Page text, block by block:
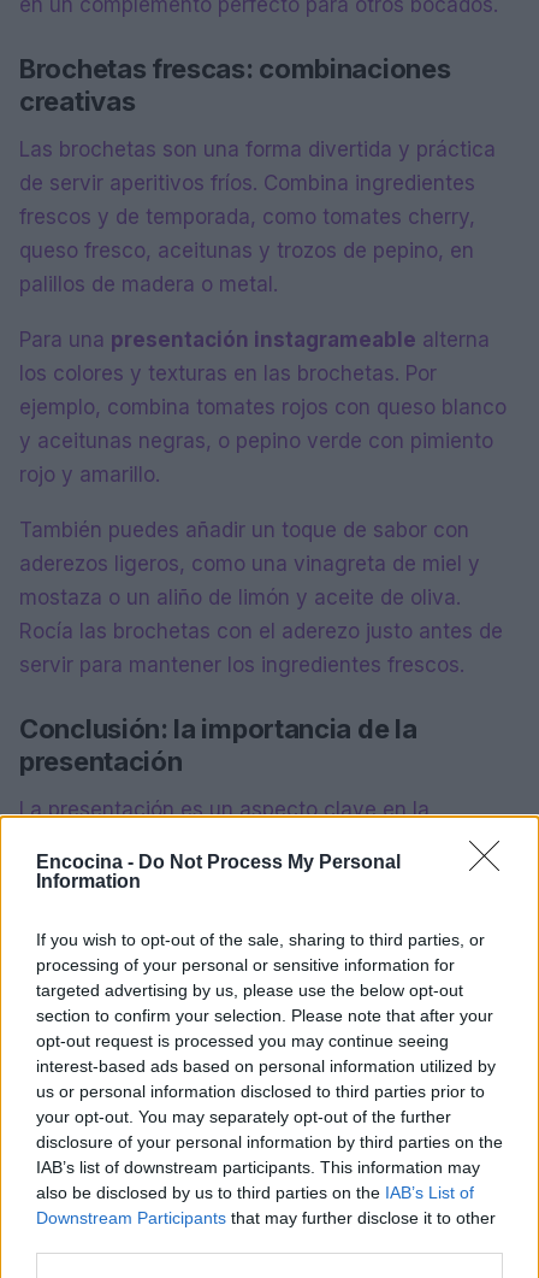
Encocina - Do Not Process My Personal
Information
If you wish to opt-out of the sale, sharing to third parties, or
processing of your personal or sensitive information for
targeted advertising by us, please use the below opt-out
section to confirm your selection. Please note that after your
opt-out request is processed you may continue seeing
interest-based ads based on personal information utilized by
us or personal information disclosed to third parties prior to
your opt-out. You may separately opt-out of the further
disclosure of your personal information by third parties on the
IAB’s list of downstream participants. This information may
also be disclosed by us to third parties on the IAB’s List of
Downstream Participants that may further disclose it to other
en un complemento perfecto para otros bocados.
Brochetas frescas: combinaciones
creativas
Las brochetas son una forma divertida y práctica
de servir aperitivos fríos. Combina ingredientes
frescos y de temporada, como tomates cherry,
queso fresco, aceitunas y trozos de pepino, en
palillos de madera o metal.
Para una presentación instagrameable alterna
los colores y texturas en las brochetas. Por
ejemplo, combina tomates rojos con queso blanco
y aceitunas negras, o pepino verde con pimiento
rojo y amarillo.
También puedes añadir un toque de sabor con
aderezos ligeros, como una vinagreta de miel y
mostaza o un aliño de limón y aceite de oliva.
Rocía las brochetas con el aderezo justo antes de
servir para mantener los ingredientes frescos.
Conclusión: la importancia de la
presentación
La presentación es un aspecto clave en la
preparación de aperitivos y tapas frías. Un plato
bien presentado no solo es más atractivo
sabores y texturas de los ingredientes.
Para lograr unapresentación instagrameable
presta atención a los detalles. Usa platos y
cuencos de colores contrastantes, decora con
hierbas frescas y especias, y organiza los
ingredientes de manera armoniosa. La combinación
detexturas crujientesycontrastes ácidos
también contribuye a crear platos equilibrados y